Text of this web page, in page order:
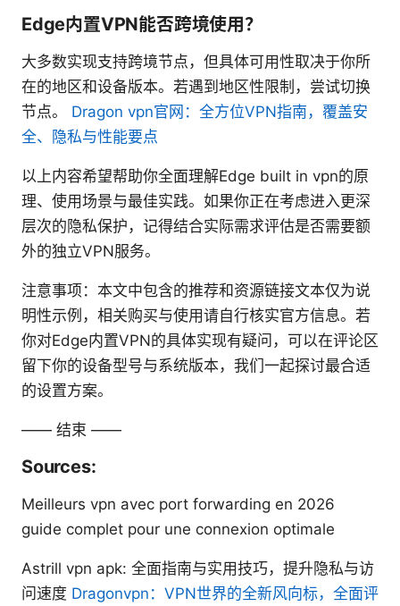
Edge内置VPN能否跨境使用？
大多数实现支持跨境节点，但具体可用性取决于你所
在的地区和设备版本。若遇到地区性限制，尝试切换
节点。 Dragon vpn官网：全方位VPN指南，覆盖安
全、隐私与性能要点
以上内容希望帮助你全面理解Edge built in vpn的原
理、使用场景与最佳实践。如果你正在考虑进入更深
层次的隐私保护，记得结合实际需求评估是否需要额
外的独立VPN服务。
注意事项：本文中包含的推荐和资源链接文本仅为说
明性示例，相关购买与使用请自行核实官方信息。若
你对Edge内置VPN的具体实现有疑问，可以在评论区
留下你的设备型号与系统版本，我们一起探讨最合适
的设置方案。
—— 结束 ——
Sources:
Meilleurs vpn avec port forwarding en 2026
guide complet pour une connexion optimale
Astrill vpn apk: 全面指南与实用技巧，提升隐私与访
问速度 Dragonvpn：VPN世界的全新风向标，全面评